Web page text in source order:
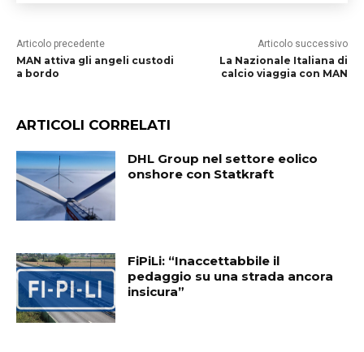
Articolo precedente
MAN attiva gli angeli custodi
a bordo
Articolo successivo
La Nazionale Italiana di
calcio viaggia con MAN
ARTICOLI CORRELATI
DHL Group nel settore eolico
onshore con Statkraft
FiPiLi: “Inaccettabbile il
pedaggio su una strada ancora
insicura”